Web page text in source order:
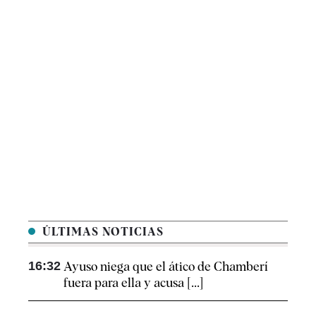
ÚLTIMAS NOTICIAS
16:32 Ayuso niega que el ático de Chamberí
fuera para ella y acusa [...]